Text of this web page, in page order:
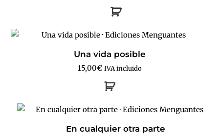
Una vida posible
15,00€ IVA incluido
En cualquier otra parte